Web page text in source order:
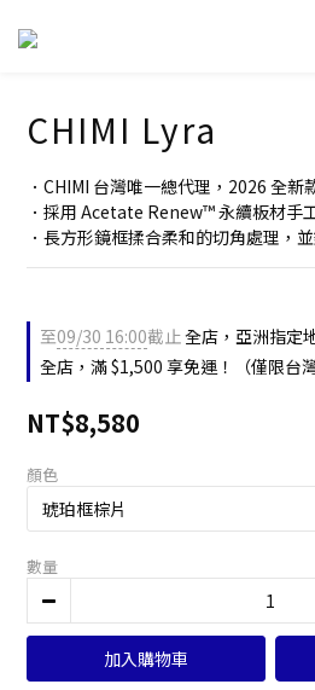
CHIMI Lyra
．CHIMI 台灣唯一總代理，2026 全新
．採用 Acetate Renew™ 永續板材手
．長方形鏡框揉合柔和的切角處理，
至09/30 16:00截止全店，亞洲指定
全店，滿 $1,500 享免運！（僅限台灣
NT$8,580
顏色
數量
加入購物車